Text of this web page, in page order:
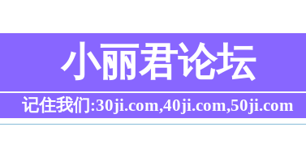
小丽君论坛
记住我们:30ji.com,40ji.com,50ji.com